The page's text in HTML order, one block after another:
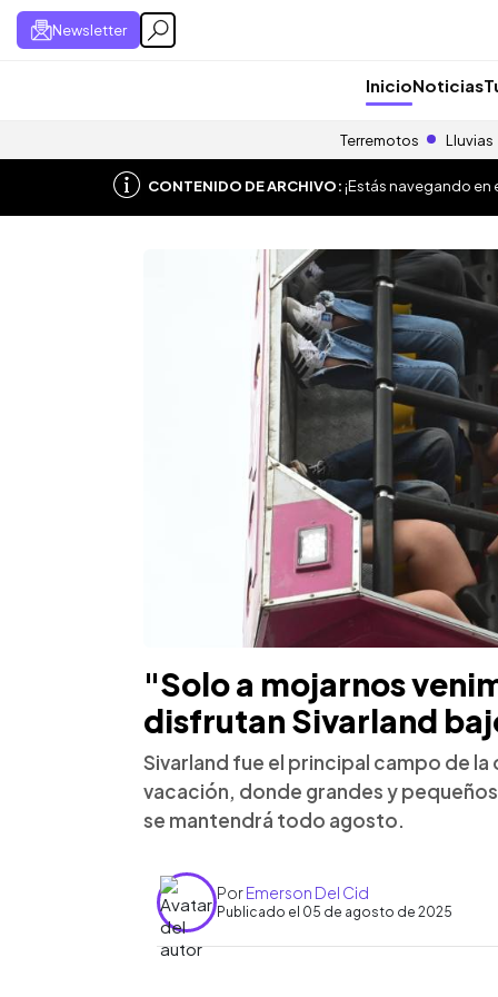
Newsletter
InicioNoticias
Terremotos Lluvias
CONTENIDO DE ARCHIVO:¡Estás navegando en
"Solo a mojarnos
disfrutan Sivarland
Sivarland fue el principal campo de la
vacación, donde grandes y
se mantendrá todo agosto.
PorEmerson Del Cid
Publicado el 05 de agosto de 2025